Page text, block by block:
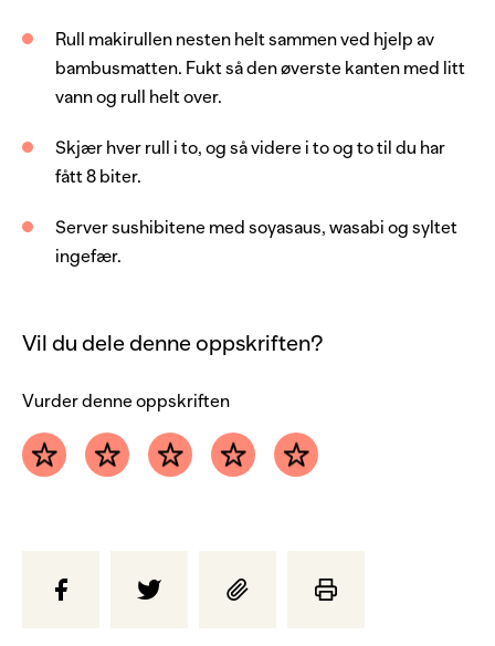
Rull makirullen nesten helt sammen ved hjelp av
bambusmatten. Fukt så den øverste kanten med litt
vann og rull helt over.
Skjær hver rull i to, og så videre i to og to til du har
fått 8 biter.
Server sushibitene med soyasaus, wasabi og syltet
ingefær.
Vil du dele denne oppskriften?
Vurder denne oppskriften